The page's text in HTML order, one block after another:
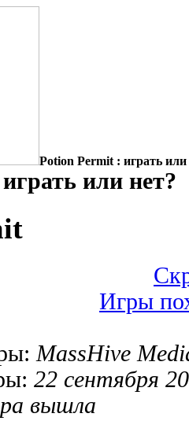
Potion Permit : играть или
или нет?
Игры
MassHive
22 сентября
вышла